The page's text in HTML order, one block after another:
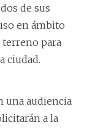
de sus
en ámbito
terreno para
ciudad.
una audiencia
a la